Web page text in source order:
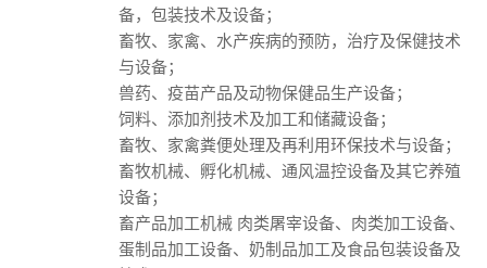
备，包装技术及设备；
畜牧、家禽、水产疾病的预防，治疗及保健技术
与设备；
兽药、疫苗产品及动物保健品生产设备；
饲料、添加剂技术及加工和储藏设备；
畜牧、家禽粪便处理及再利用环保技术与设备；
畜牧机械、孵化机械、通风温控设备及其它养殖
设备；
畜产品加工机械 肉类屠宰设备、肉类加工设备、
蛋制品加工设备、奶制品加工及食品包装设备及